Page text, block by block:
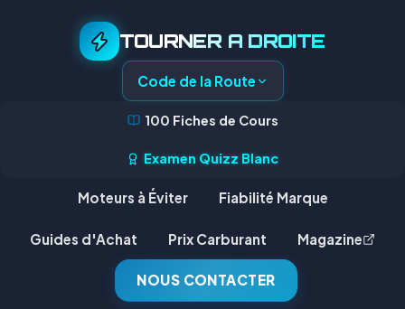
TOURNER A DROITE
Code de la Route
100 Fiches de Cours
Examen Quizz Blanc
Moteurs à Éviter Fiabilité Marque
Guides d'Achat Prix Carburant Magazine
NOUS CONTACTER